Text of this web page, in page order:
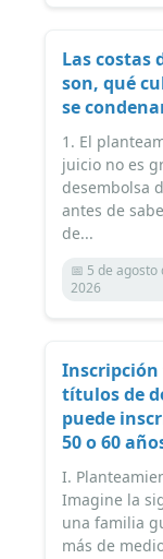
Las costas
son, qué
se
1. El
juicio no es
desembolsa
antes de
de...
📅 5 de agosto
2026
títulos de
puede
50 o 60
I.
Imagine la
una familia
más de